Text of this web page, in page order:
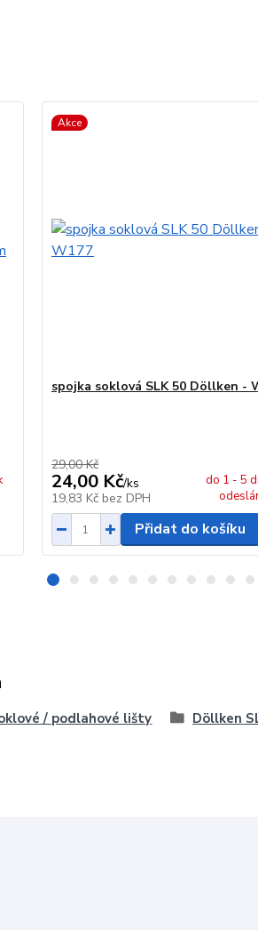
Akce
spojka soklová SLK 50 Döllken -
29,00 Kč
24,00 Kč/ks
19,83 Kč bez DPH
do 1 - 5
Přidat do košíku
/ podlahové lišty Döllken